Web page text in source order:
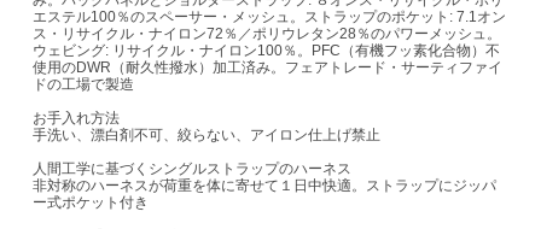
エステル100％のスペーサー・メッシュ。ストラップのポケット: 7.1オン
ス・リサイクル・ナイロン72％／ポリウレタン28％のパワーメッシュ。
ウェビング: リサイクル・ナイロン100％。PFC（有機フッ素化合物）不
使用のDWR（耐久性撥水）加工済み。フェアトレード・サーティファイ
ドの工場で製造
お手入れ方法
手洗い、漂白剤不可、絞らない、アイロン仕上げ禁止
人間工学に基づくシングルストラップのハーネス
非対称のハーネスが荷重を体に寄せて１日中快適。ストラップにジッパ
ー式ポケット付き